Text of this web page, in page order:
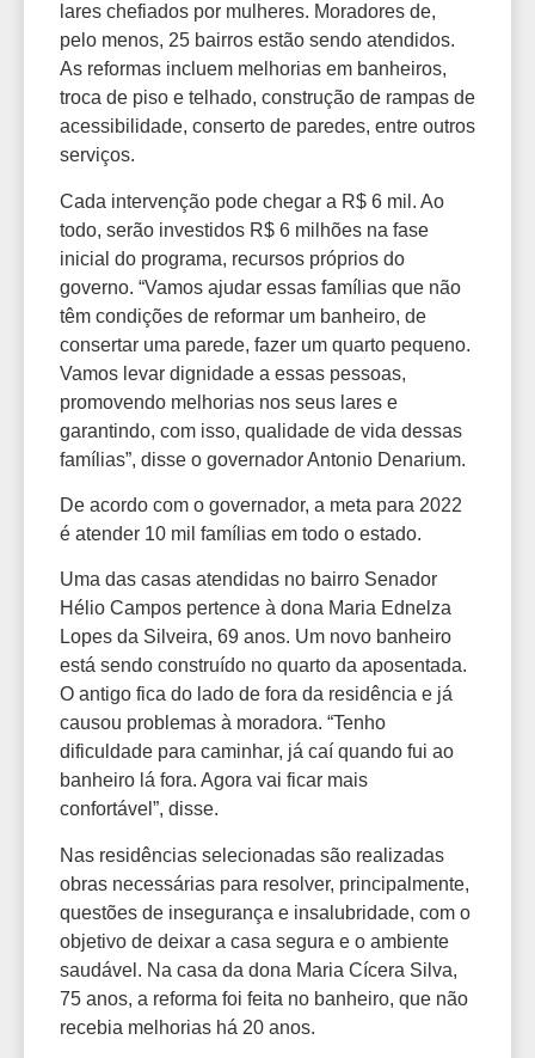
lares chefiados por mulheres. Moradores de,
pelo menos, 25 bairros estão sendo atendidos.
As reformas incluem melhorias em banheiros,
troca de piso e telhado, construção de rampas de
acessibilidade, conserto de paredes, entre outros
serviços.
Cada intervenção pode chegar a R$ 6 mil. Ao
todo, serão investidos R$ 6 milhões na fase
inicial do programa, recursos próprios do
governo. “Vamos ajudar essas famílias que não
têm condições de reformar um banheiro, de
consertar uma parede, fazer um quarto pequeno.
Vamos levar dignidade a essas pessoas,
promovendo melhorias nos seus lares e
garantindo, com isso, qualidade de vida dessas
famílias”, disse o governador Antonio Denarium.
De acordo com o governador, a meta para 2022
é atender 10 mil famílias em todo o estado.
Uma das casas atendidas no bairro Senador
Hélio Campos pertence à dona Maria Ednelza
Lopes da Silveira, 69 anos. Um novo banheiro
está sendo construído no quarto da aposentada.
O antigo fica do lado de fora da residência e já
causou problemas à moradora. “Tenho
dificuldade para caminhar, já caí quando fui ao
banheiro lá fora. Agora vai ficar mais
confortável”, disse.
Nas residências selecionadas são realizadas
obras necessárias para resolver, principalmente,
questões de insegurança e insalubridade, com o
objetivo de deixar a casa segura e o ambiente
saudável. Na casa da dona Maria Cícera Silva,
75 anos, a reforma foi feita no banheiro, que não
recebia melhorias há 20 anos.